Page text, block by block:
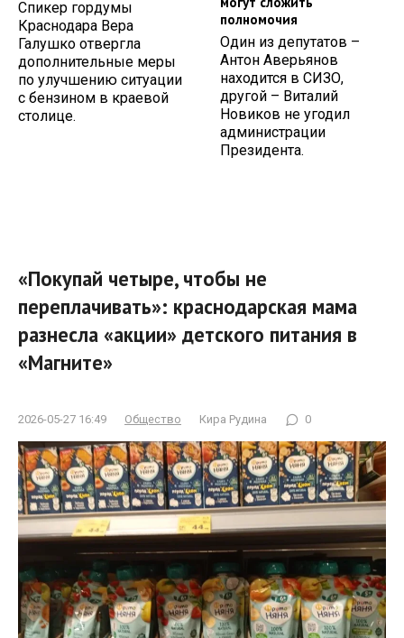
Спикер гордумы
Краснодара Вера
Галушко отвергла
дополнительные меры
по улучшению ситуации
с бензином в краевой
столице.
полномочия
Один из депутатов –
Антон Аверьянов
находится в СИЗО,
другой – Виталий
Новиков не угодил
администрации
Президента.
«Покупай четыре, чтобы не
переплачивать»: краснодарская мама
разнесла «акции» детского питания в
«Магните»
2026-05-27 16:49 Общество Кира Рудина 0